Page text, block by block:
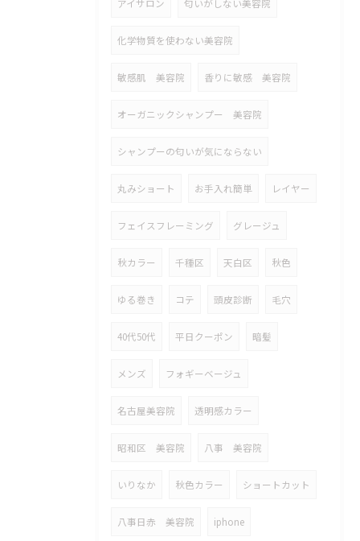
アイサロン 匂いがしない美容院
化学物質を使わない美容院
敏感肌 美容院 香りに敏感 美容院
オーガニックシャンプー 美容院
シャンプーの匂いが気にならない
丸みショート お手入れ簡単 レイヤー
フェイスフレーミング グレージュ
秋カラー 千種区 天白区 秋色
ゆる巻き コテ 頭皮診断 毛穴
40代50代 平日クーポン 暗髪
メンズ フォギーベージュ
名古屋美容院 透明感カラー
昭和区 美容院 八事 美容院
いりなか 秋色カラー ショートカット
八事日赤 美容院 iphone